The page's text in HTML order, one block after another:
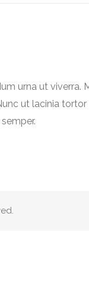
urna ut viverra.
ut lacinia